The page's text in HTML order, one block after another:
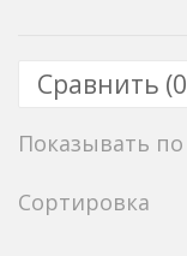
Сравнить (0
Показывать по
Сортировка